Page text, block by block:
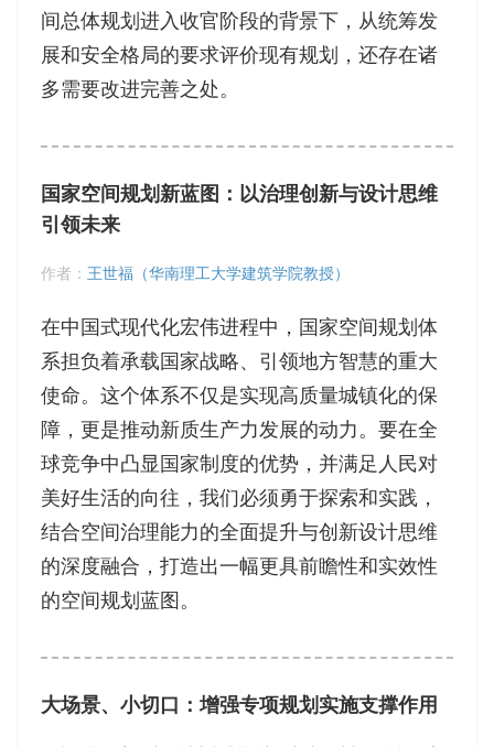
间总体规划进入收官阶段的背景下，从统筹发
展和安全格局的要求评价现有规划，还存在诸
多需要改进完善之处。
国家空间规划新蓝图：以治理创新与设计思维
引领未来
作者： 王世福（华南理工大学建筑学院教授）
在中国式现代化宏伟进程中，国家空间规划体
系担负着承载国家战略、引领地方智慧的重大
使命。这个体系不仅是实现高质量城镇化的保
障，更是推动新质生产力发展的动力。要在全
球竞争中凸显国家制度的优势，并满足人民对
美好生活的向往，我们必须勇于探索和实践，
结合空间治理能力的全面提升与创新设计思维
的深度融合，打造出一幅更具前瞻性和实效性
的空间规划蓝图。
大场景、小切口：增强专项规划实施支撑作用